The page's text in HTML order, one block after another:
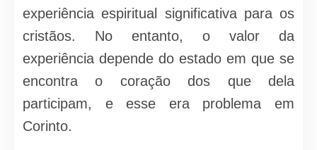
experiência espiritual significativa para os
cristãos. No entanto, o valor da
experiência depende do estado em que se
encontra o coração dos que dela
participam, e esse era problema em
Corinto.